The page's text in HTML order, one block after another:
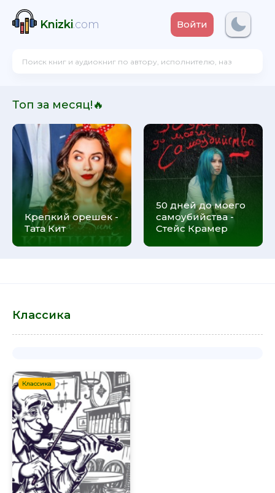
Knizki.com Войти
Топ за месяц!🔥
Крепкий орешек -
Тата Кит
50 дней до моего
самоубийства -
Стейс Крамер
Классика
Классика